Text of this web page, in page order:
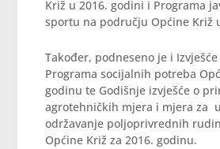
Križ u 2016. godini i Programa
sportu na području Općine Križ
Također, podneseno je i
Programa socijalnih potreba
godinu te Godišnje izvješće o
agrotehničkih mjera i mjera za
održavanje poljoprivrednih
Općine Križ za 2016. godinu.